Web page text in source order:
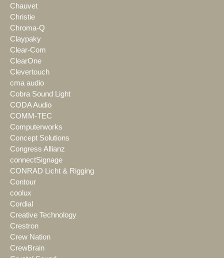
Chauvet
Christie
Chroma-Q
Claypaky
Clear-Com
ClearOne
Clevertouch
cma audio
Cobra Sound Light
CODA Audio
COMM-TEC
Computerworks
Concept Solutions
Congress Allianz
connectSignage
CONRAD Licht & Rigging
Contour
coolux
Cordial
Creative Technology
Crestron
Crew Nation
CrewBrain